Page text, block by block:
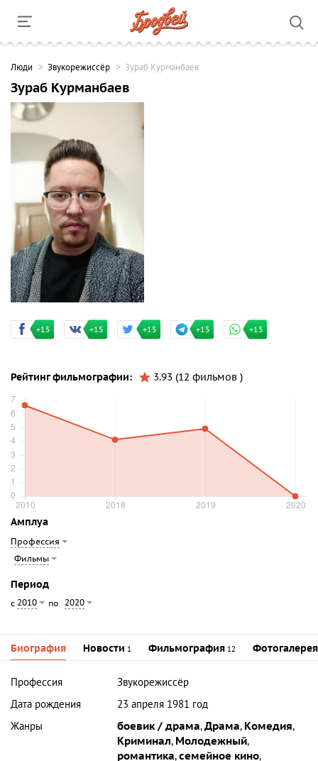
Люди Звукорежиссёр Зураб Курманбаев
Зураб Курманбаев
+15 +15 +15 +15 +15
Рейтинг фильмографии: 3.93 (12 фильмов )
Амплуа
Профессия
Фильмы
Период
с 2010 по 2020
Биография Новости 1 Фильмография 12 Фотогалерея
Профессия
Звукорежиссёр
Дата рождения
23 апреля 1981 год
Жанры
боевик / драма,Драма, Комедия,
Криминал, Молодежный,
романтика,семейное кино,